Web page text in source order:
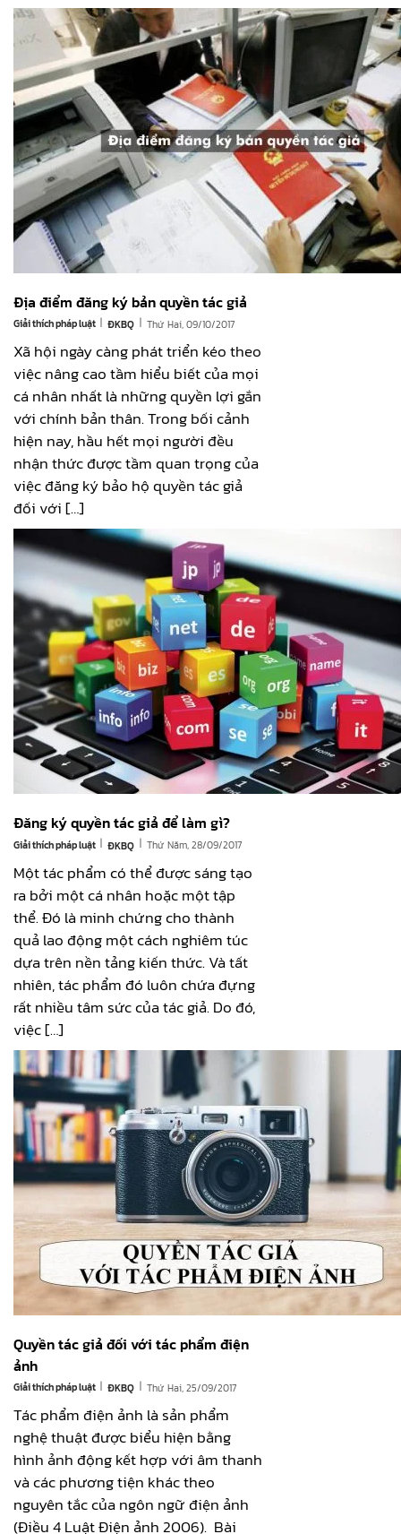
Địa điểm đăng ký bản quyền tác giả
Giải thích pháp luật | ĐKBQ | Thứ Hai, 09/10/2017
Xã hội ngày càng phát triển kéo theo
việc nâng cao tầm hiểu biết của mọi
cá nhân nhất là những quyền lợi gắn
với chính bản thân. Trong bối cảnh
hiện nay, hầu hết mọi người đều
nhận thức được tầm quan trọng của
việc đăng ký bảo hộ quyền tác giả
đối với […]
Đăng ký quyền tác giả để làm gì?
Giải thích pháp luật | ĐKBQ | Thứ Năm, 28/09/2017
Một tác phẩm có thể được sáng tạo
ra bởi một cá nhân hoặc một tập
thể. Đó là minh chứng cho thành
quả lao động một cách nghiêm túc
dựa trên nền tảng kiến thức. Và tất
nhiên, tác phẩm đó luôn chứa đựng
rất nhiều tâm sức của tác giả. Do đó,
việc […]
Quyền tác giả đối với tác phẩm điện
ảnh
Giải thích pháp luật | ĐKBQ | Thứ Hai, 25/09/2017
Tác phẩm điện ảnh là sản phẩm
nghệ thuật được biểu hiện bằng
hình ảnh động kết hợp với âm thanh
và các phương tiện khác theo
nguyên tắc của ngôn ngữ điện ảnh
(Điều 4 Luật Điện ảnh 2006). Bài